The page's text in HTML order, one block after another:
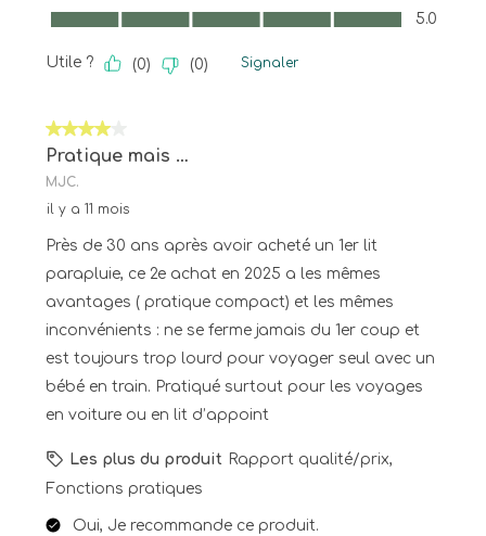
Confort de l'enfant, 5.0 sur 5
5.0
Utile ? (0) (0) Signaler
4 sur 5 étoiles.
Pratique mais …
MJC.
il y a 11 mois
Près de 30 ans après avoir acheté un 1er lit
parapluie, ce 2e achat en 2025 a les mêmes
avantages ( pratique compact) et les mêmes
inconvénients : ne se ferme jamais du 1er coup et
est toujours trop lourd pour voyager seul avec un
bébé en train. Pratiqué surtout pour les voyages
en voiture ou en lit d’appoint
Les plus du produit Rapport qualité/prix,
Fonctions pratiques
Oui, Je recommande ce produit.